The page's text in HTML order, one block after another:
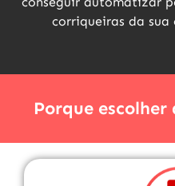
corriqueiras da sua
Porque